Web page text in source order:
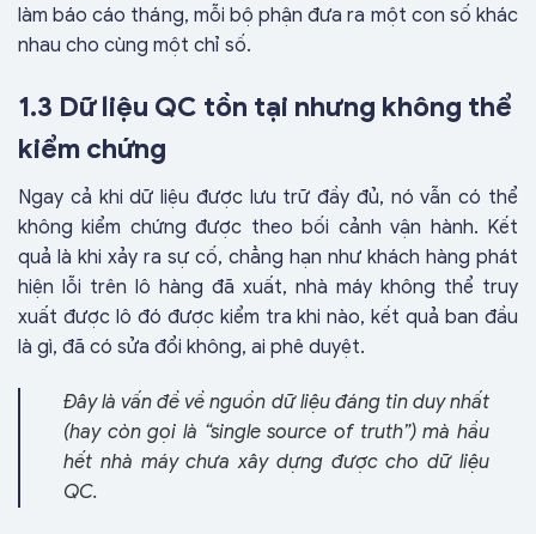
làm báo cáo tháng, mỗi bộ phận đưa ra một con số khác
nhau cho cùng một chỉ số.
1.3 Dữ liệu QC tồn tại nhưng không thể
kiểm chứng
Ngay cả khi dữ liệu được lưu trữ đầy đủ, nó vẫn có thể
không kiểm chứng được theo bối cảnh vận hành. Kết
quả là khi xảy ra sự cố, chẳng hạn như khách hàng phát
hiện lỗi trên lô hàng đã xuất, nhà máy không thể truy
xuất được lô đó được kiểm tra khi nào, kết quả ban đầu
là gì, đã có sửa đổi không, ai phê duyệt.
Đây là vấn đề về nguồn dữ liệu đáng tin duy nhất
(hay còn gọi là “single source of truth”) mà hầu
hết nhà máy chưa xây dựng được cho dữ liệu
QC.